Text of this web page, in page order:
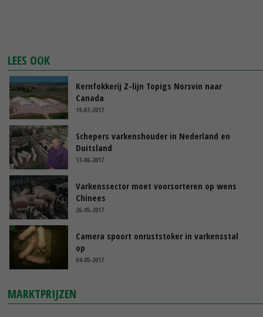
LEES OOK
Kernfokkerij Z-lijn Topigs Norsvin naar
Canada
19-07-2017
Schepers varkenshouder in Nederland en
Duitsland
13-06-2017
Varkenssector moet voorsorteren op wens
Chinees
26-05-2017
Camera spoort onruststoker in varkensstal
op
04-05-2017
MARKTPRIJZEN